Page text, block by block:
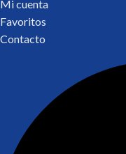
Mi cuenta
Favoritos
Contacto